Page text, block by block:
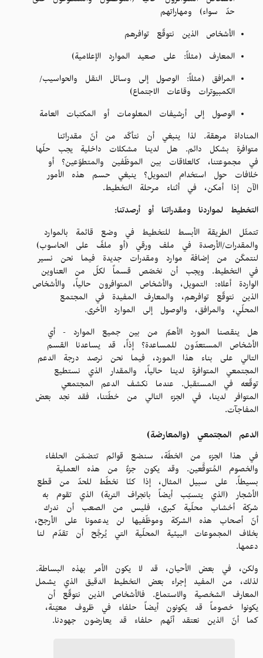
حدّ سواء) ومهاراتهم
الأشخاص الذين نتوقّع توافرهم
المعارف (مثلاً: على صعيد الموارد الإعلامية)
المرافق (مثلاً: الوصول إلى وسائل النقل والحواسيب/
الكمبيوترات وقاعات الاجتماع)
الوصول إلى أرشيفات المعلومات أو المكتبات العامة
المناداة مرهقة. لذا ينبغي أن نتأكّد من أنّ مقدراتنا
متوافرة بشكل دائم. هل لدينا مشكلات داخلية يجب حلّها
في مجموعتنا، كالعلاقات بين الموظّفين والمتطوّعين؟ أو
خلافات حول استخدام التمويل؟ ينبغي حسم هذه الأمور
الآن إذا أمكن، في أثناء مرحلة التخطيط.
التخطيط لمواردنا ومقدراتنا أو أرصدتنا:
تتمثّل الطريقة الأبسط للتخطيط في وضع قائمة بالموارد
والمقدرات/الأرصدة في ملف ورقي (أو ملفّ على الحاسوب)
لنتمكّن من إضافة موارد ومقدرات جديدة فيما نحن نسير
في التخطيط. ويجب أن نخصّص قسماً لكلّ من العناوين
الواردة أعلاه: التمويل، والأشخاص المتوافرون حالياً، والأشخاص
الذين نتوقّع توافرهم، والمعارف المفيدة في المجتمع
المحلّي، والمرافق، والوصول إلى الموارد الأخرى.
هل ينقصنا المورد الأهمّ من بين جميع الموارد - أي
الأشخاص المستعدّون للمساعدة؟ إذاً، قد يساعدنا القسم
التالي على بناء هذا المورد، فيما نحن نرصد درجة الدعم
المجتمعي المتوافرة لدينا حالياً، والمقدار الذي نستطيع
توقّعه في المستقبل. عندما نكشف الدعم المجتمعي
المتوافر لدينا، في الجزء التالي من خطّتنا، فقد نجد بعض
المفاجآت.
الدعم المجتمعي (والمعارضة)
في هذا الجزء من الخطّة، سنضع قوائم تتضمّن الحلفاء
والخصوم المُتوقَّعين. وقد يكون جزءٌ من هذه العملية
بسيطاً. على سبيل المثال، إذا كنّا نخطّط للحدّ من قطع
الأشجار (الذي يتسبّب أيضاً بانجراف التربة) الذي تقوم به
شركة أخشاب محلّية كبرى، فليس من الصعب أن ندرك
أنّ أصحاب هذه الشركة وموظّفيها لن يدعمونا على الأرجح،
بخلاف المجموعات البيئية المحلّية التي يُرجَّح أن تقدّم لنا
دعمها.
ولكن، في بعض الأحيان، قد لا يكون الأمر بهذه البساطة.
لذلك، من المفيد إجراء بعض التخطيط الدقيق الذي يشمل
المعارف الشخصية والاستماع. فالأشخاص الذين نتوقّع أن
يكونوا خصوماً قد يكونون أيضاً حلفاء في ظروف معيّنة،
كما أنّ الذين نعتقد أنّهم حلفاء قد يعارضون جهودنا.